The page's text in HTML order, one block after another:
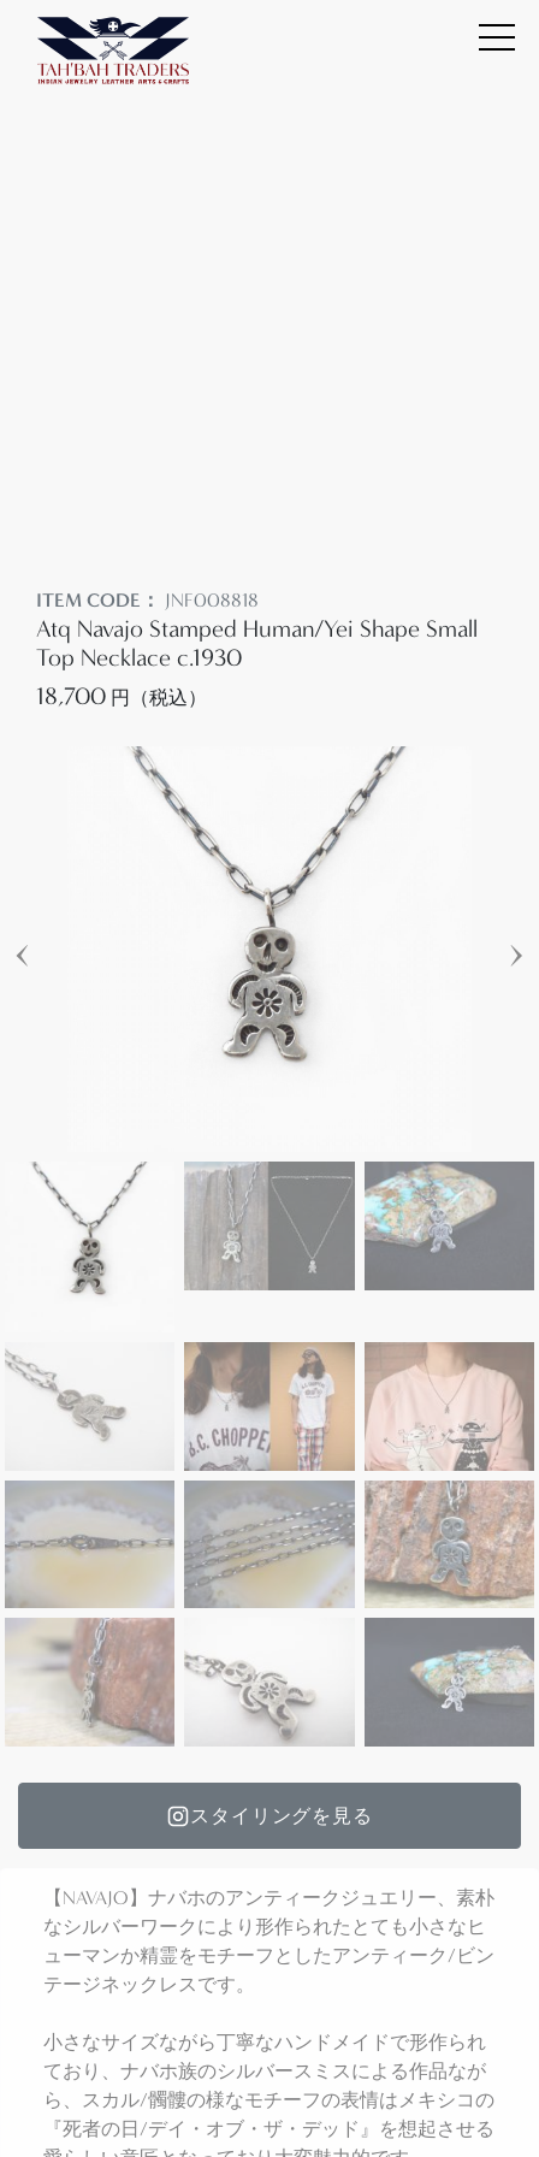
ITEM CODE： JNF008818
Atq Navajo Stamped Human/Yei Shape Small
Top Necklace c.1930
18,700 円（税込）
‹ ›
スタイリングを見る
【NAVAJO】ナバホのアンティークジュエリー、素朴
なシルバーワークにより形作られたとても小さなヒ
ューマンか精霊をモチーフとしたアンティーク/ビン
テージネックレスです。
小さなサイズながら丁寧なハンドメイドで形作られ
ており、ナバホ族のシルバースミスによる作品なが
ら、スカル/髑髏の様なモチーフの表情はメキシコの
『死者の日/デイ・オブ・ザ・デッド』を想起させる